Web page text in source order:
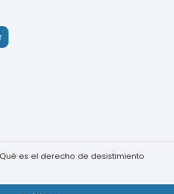
es el derecho de desistimiento